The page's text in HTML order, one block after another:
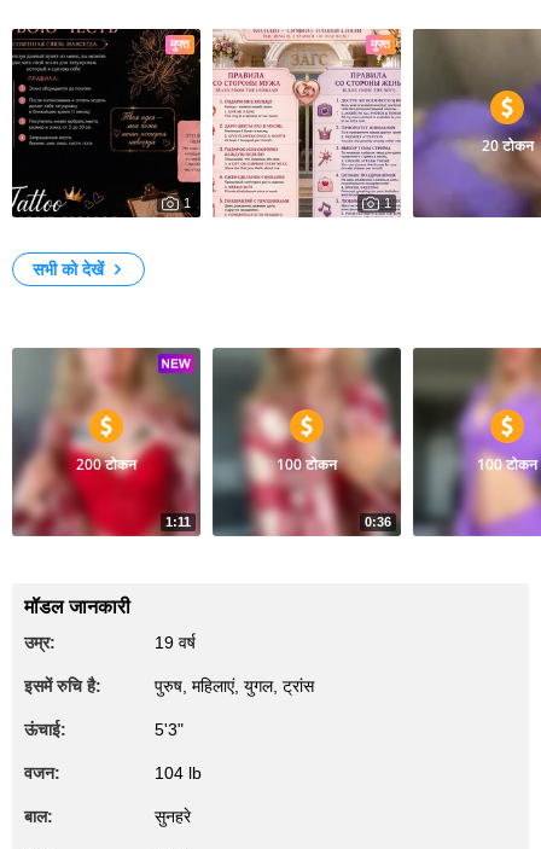
मुफ्त
1
मुफ्त
1
20 टोकन
सभी को देखें
1:11
200 टोकन
0:36
100 टोकन 100 टोकन
मॉडल जानकारी
उम्र: 19 वर्ष
इसमें रुचि है: पुरुष, महिलाएं, युगल, ट्रांस
ऊंचाई: 5'3"
वजन: 104 lb
बाल: सुनहरे